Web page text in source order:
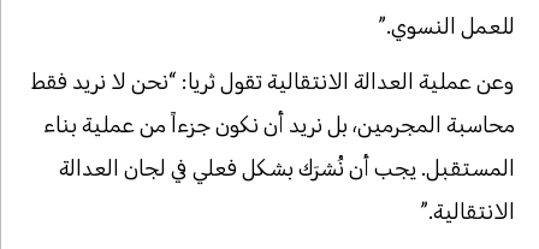
للعمل النسوي.”
وعن عملية العدالة الانتقالية تقول ثريا: “نحن لا نريد فقط
محاسبة المجرمين، بل نريد أن نكون جزءاً من عملية بناء
المستقبل. يجب أن نُشرَك بشكل فعلي في لجان العدالة
الانتقالية.”